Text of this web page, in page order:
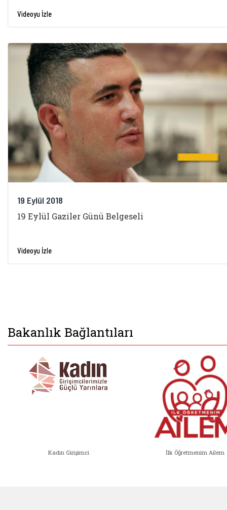
Videoyu İzle
19 Eylül 2018
19 Eylül Gaziler Günü Belgeseli
Videoyu İzle
Bakanlık Bağlantıları
Kadın Girişimci İlk Öğretmenim Ailem